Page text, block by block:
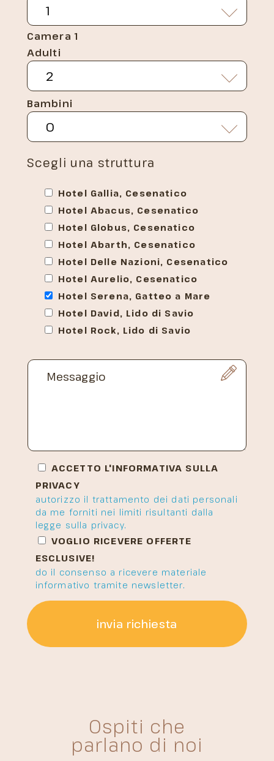
Camera 1
Adulti
Bambini
Scegli una struttura
Hotel Gallia, Cesenatico
Hotel Abacus, Cesenatico
Hotel Globus, Cesenatico
Hotel Abarth, Cesenatico
Hotel Delle Nazioni, Cesenatico
Hotel Aurelio, Cesenatico
Hotel Serena, Gatteo a Mare
Hotel David, Lido di Savio
Hotel Rock, Lido di Savio
ACCETTO L'INFORMATIVA SULLA
PRIVACY
autorizzo il trattamento dei dati personali
da me forniti nei limiti risultanti dalla
legge sulla privacy.
VOGLIO RICEVERE OFFERTE
ESCLUSIVE!
do il consenso a ricevere materiale
informativo tramite newsletter.
invia richiesta
Ospiti che
parlano di noi